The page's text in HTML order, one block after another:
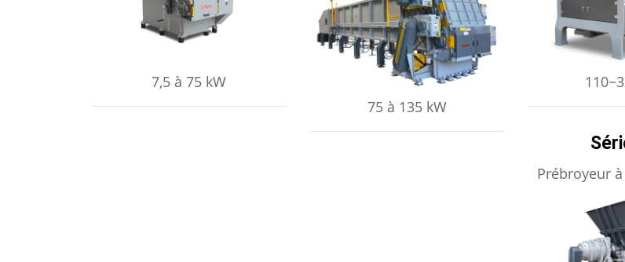
7,5 à 75 kW
APPRENDRE ENCORE PLUS
75 à 135 kW
Prébroyeur
APPRENDRE